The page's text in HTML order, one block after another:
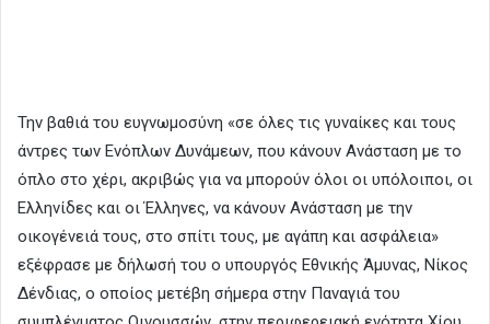
Την βαθιά του ευγνωμοσύνη «σε όλες τις γυναίκες και τους
άντρες των Ενόπλων Δυνάμεων, που κάνουν Ανάσταση με το
όπλο στο χέρι, ακριβώς για να μπορούν όλοι οι υπόλοιποι, οι
Ελληνίδες και οι Έλληνες, να κάνουν Ανάσταση με την
οικογένειά τους, στο σπίτι τους, με αγάπη και ασφάλεια»
εξέφρασε με δήλωσή του ο υπουργός Εθνικής Άμυνας, Νίκος
Δένδιας, ο οποίος μετέβη σήμερα στην Παναγιά του